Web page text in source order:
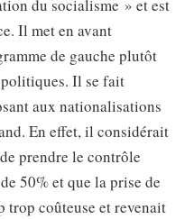
du socialisme » et est
Il met en avant
de gauche plutôt
Il se fait
aux nationalisations
En effet, il considérait
prendre le contrôle
50% et que la prise de
trop coûteuse et revenait